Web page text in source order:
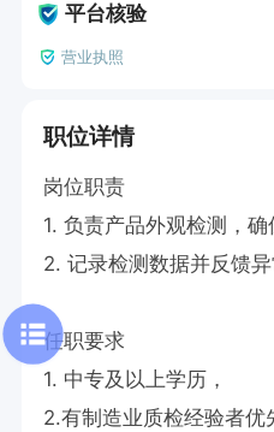
平台核验
营业执照
职位详情
岗位职责
1. 负责产品外观检测，
2. 记录检测数据并反馈
任职要求
1. 中专及以上学历，
2.有制造业质检经验者优